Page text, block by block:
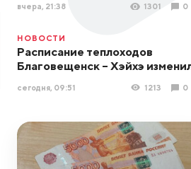
вчера, 21:38 1301 0
НОВОСТИ
Расписание теплоходов
Благовещенск – Хэйхэ
сегодня, 09:51 1213 0